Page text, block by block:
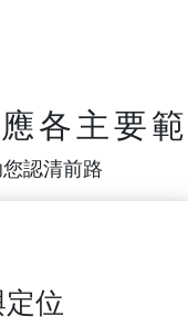
各主要
認清前路
位